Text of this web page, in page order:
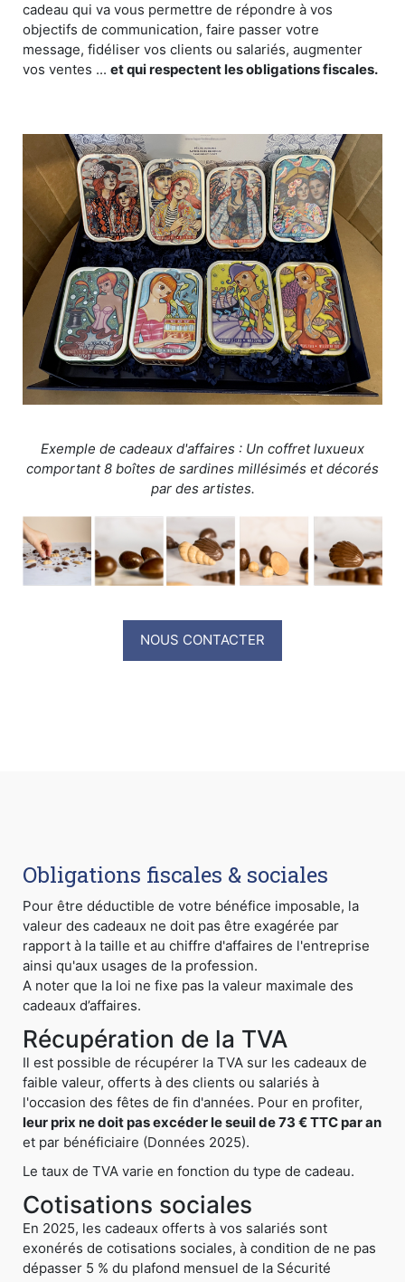
cadeau qui va vous permettre de répondre à vos
objectifs de communication, faire passer votre
message, fidéliser vos clients ou salariés, augmenter
vos ventes ... et qui respectent les obligations fiscales.
Exemple de cadeaux d'affaires : Un coffret luxueux
comportant 8 boîtes de sardines millésimés et décorés
par des artistes.
NOUS CONTACTER
Obligations fiscales & sociales
Pour être déductible de votre bénéfice imposable, la
valeur des cadeaux ne doit pas être exagérée par
rapport à la taille et au chiffre d'affaires de l'entreprise
ainsi qu'aux usages de la profession.
A noter que la loi ne fixe pas la valeur maximale des
cadeaux d’affaires.
Récupération de la TVA
Il est possible de récupérer la TVA sur les cadeaux de
faible valeur, offerts à des clients ou salariés à
l'occasion des fêtes de fin d'années. Pour en profiter,
leur prix ne doit pas excéder le seuil de 73 € TTC par an
et par bénéficiaire (Données 2025).
Le taux de TVA varie en fonction du type de cadeau.
Cotisations sociales
En 2025, les cadeaux offerts à vos salariés sont
exonérés de cotisations sociales, à condition de ne pas
dépasser 5 % du plafond mensuel de la Sécurité